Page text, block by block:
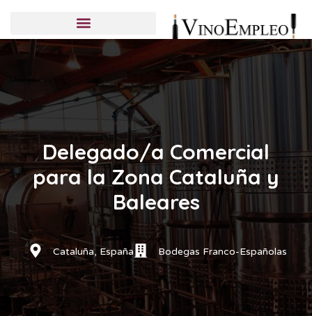
Candidatos Empresas Publicar una oferta
Delegado/a Comercial
para la Zona Cataluña y
Baleares
Cataluña, España Bodegas Franco-Españolas